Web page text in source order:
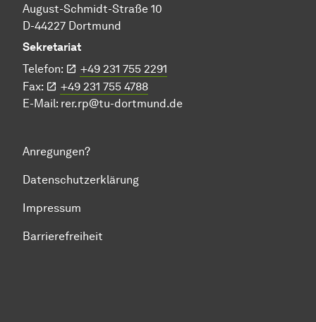
August-Schmidt-Straße 10
D-44227 Dortmund
Sekretariat
Telefon:
+49 231 755 2291
Fax:
+49 231 755 4788
E-Mail: rer.rp@tu-dortmund.de
Anregungen?
Datenschutzerklärung
Impressum
Barrierefreiheit